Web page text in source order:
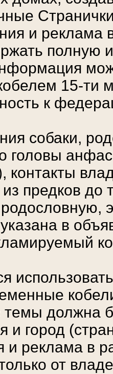
и реклама
полную
15-ти
к
собаки,
головы
контакты
из предков до
в
темы должна
и город
и реклама в
от